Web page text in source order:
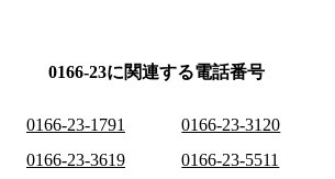
0166-23に関連する電話番号
0166-23-1791 0166-23-3120
0166-23-3619
0166-23-5511